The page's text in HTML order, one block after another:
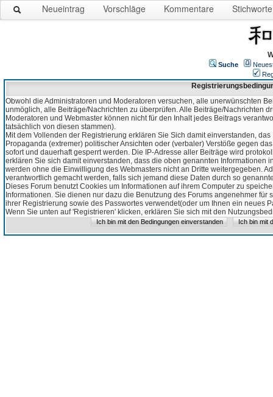
Neueintrag Vorschläge Kommentare Stichworte
Suche
Obwohl die Administratoren und Moderatoren versuchen, alle unerwünschten
unmöglich, alle Beiträge/Nachrichten zu überprüfen. Alle Beiträge/Nachrichten
Moderatoren und Webmaster können nicht für den Inhalt jedes Beitrags
tatsächlich von diesen stammen).
Mit dem Vollenden der Registrierung erklären Sie Sich damit einverstanden,
Propaganda (extremer) politischer Ansichten oder (verbaler) Verstöße gegen
sofort und dauerhaft gesperrt werden. Die IP-Adresse aller Beiträge wird
erklären Sie sich damit einverstanden, dass die oben genannten Informationen
werden ohne die Einwilligung des Webmasters nicht an Dritte weitergegeben.
verantwortlich gemacht werden, falls sich jemand diese Daten durch so
Dieses Forum benutzt Cookies um Informationen auf ihrem Computer zu
Informationen. Sie dienen nur dazu die Benutzung des Forums angenehmer
ihrer Registrierung sowie des Passwortes verwendet(oder um Ihnen ein neues
Wenn Sie unten auf 'Registrieren' klicken, erklären Sie sich mit den